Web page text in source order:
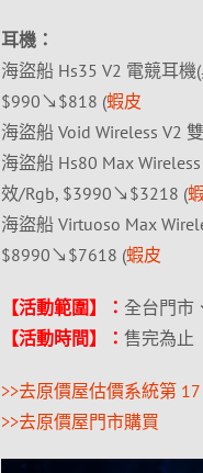
耳機：
海盜船 Hs35 V2 電競耳
$990↘$818 (蝦皮
海盜船 Void Wireless V2
海盜船 Hs80 Max
效/Rgb, $3990↘$3218 (
海盜船 Virtuoso Max
$8990↘$7618 (蝦皮
【活動範圍】： 全台門市
【活動時間】： 售完為止
>>去原價屋估價系統第
>>去原價屋門市購買